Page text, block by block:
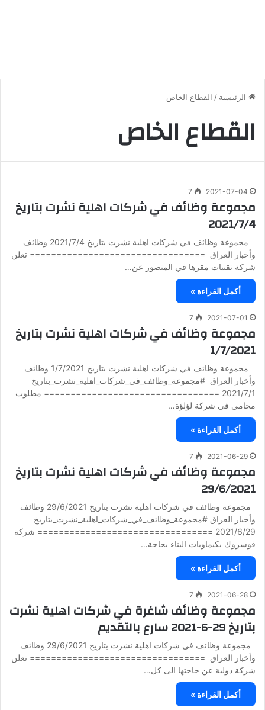
الرئيسية / القطاع الخاص
القطاع الخاص
2021-07-04
7
مجموعة وظائف في شركات اهلية نشرت بتاريخ
2021/7/4
مجموعة وظائف في شركات اهلية نشرت بتاريخ 2021/7/4 وظائف
وأخبار العراق ================================= تعلن
شركة تقنيات مقرها في المنصور عن…
أكمل القراءة »
2021-07-01
7
مجموعة وظائف في شركات اهلية نشرت بتاريخ
1/7/2021
مجموعة وظائف في شركات اهلية نشرت بتاريخ 1/7/2021 وظائف
وأخبار العراق #مجموعة_وظائف_في_شركات_اهلية_نشرت_بتاريخ
2021/7/1 ================================= مطلوب
محامي في شركة لؤلؤة…
أكمل القراءة »
2021-06-29
7
مجموعة وظائف في شركات اهلية نشرت بتاريخ
29/6/2021
مجموعة وظائف في شركات اهلية نشرت بتاريخ 29/6/2021 وظائف
وأخبار العراق #مجموعة_وظائف_في_شركات_اهلية_نشرت_بتاريخ
2021/6/29 ================================= شركة
فوسروك بكيماويات البناء بحاجة…
أكمل القراءة »
2021-06-28
7
مجموعة وظائف شاغرة في شركات اهلية نشرت
بتاريخ 29-6-2021 سارع بالتقديم
مجموعة وظائف في شركات اهلية نشرت بتاريخ 29/6/2021 وظائف
وأخبار العراق ================================= تعلن
شركة دولية عن حاجتها الى كل…
أكمل القراءة »